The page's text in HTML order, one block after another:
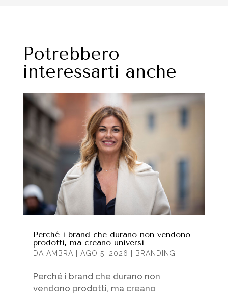
Potrebbero
interessarti anche
Perché i brand che durano non vendono
prodotti, ma creano universi
DA AMBRA AGO 5, 2026 BRANDING
Perché i brand che durano non
vendono prodotti, ma creano